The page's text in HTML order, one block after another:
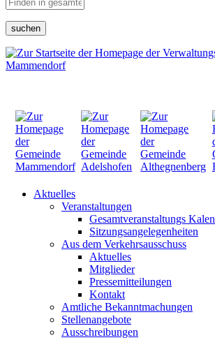
suchen
Aktuelles
Veranstaltungen
Gesamtveranstaltungs
Sitzungsangelegenheiten
Aus dem Verkehrsausschuss
Aktuelles
Mitglieder
Pressemitteilungen
Kontakt
Amtliche Bekanntmachungen
Stellenangebote
Ausschreibungen